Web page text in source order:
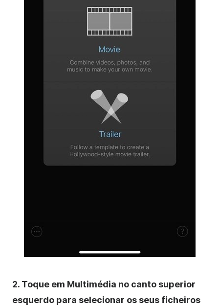
2. Toque em Multimédia no canto superior
esquerdo para selecionar os seus ficheiros